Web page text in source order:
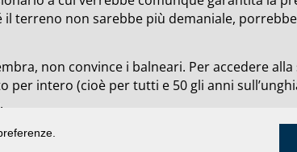
terreno non sarebbe più demaniale,
non convince i balneari. Per accedere
intero (cioè per tutti e 50 gli anni